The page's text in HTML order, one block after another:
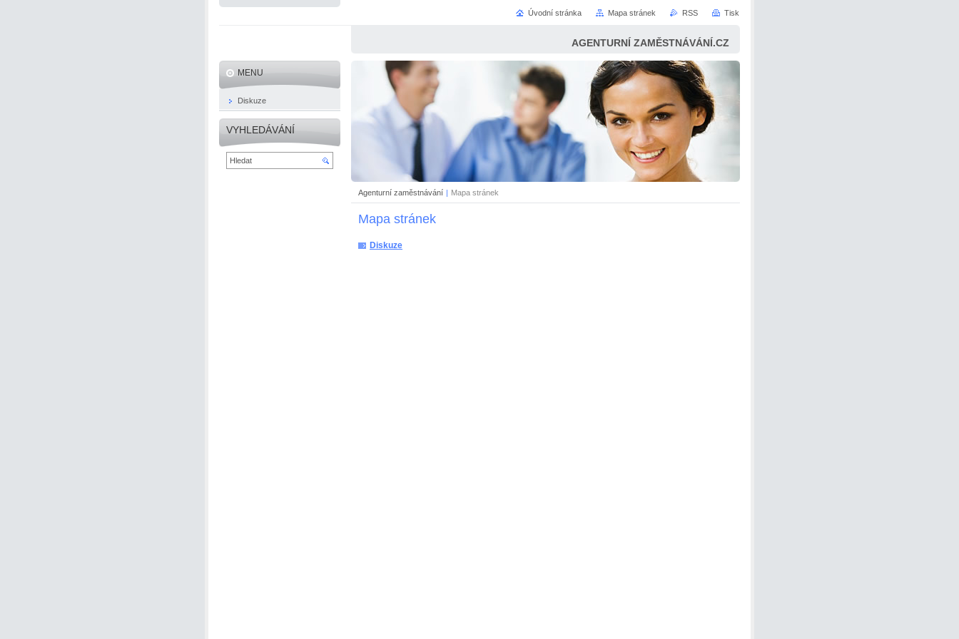
AGENTURNÍ ZAMĚSTNÁVÁNÍ.CZ
Agenturní zaměstnávání | Mapa stránek
Mapa stránek
Diskuze
MENU
Diskuze
VYHLEDÁVÁNÍ
Úvodní stránka Mapa stránek RSS Tisk